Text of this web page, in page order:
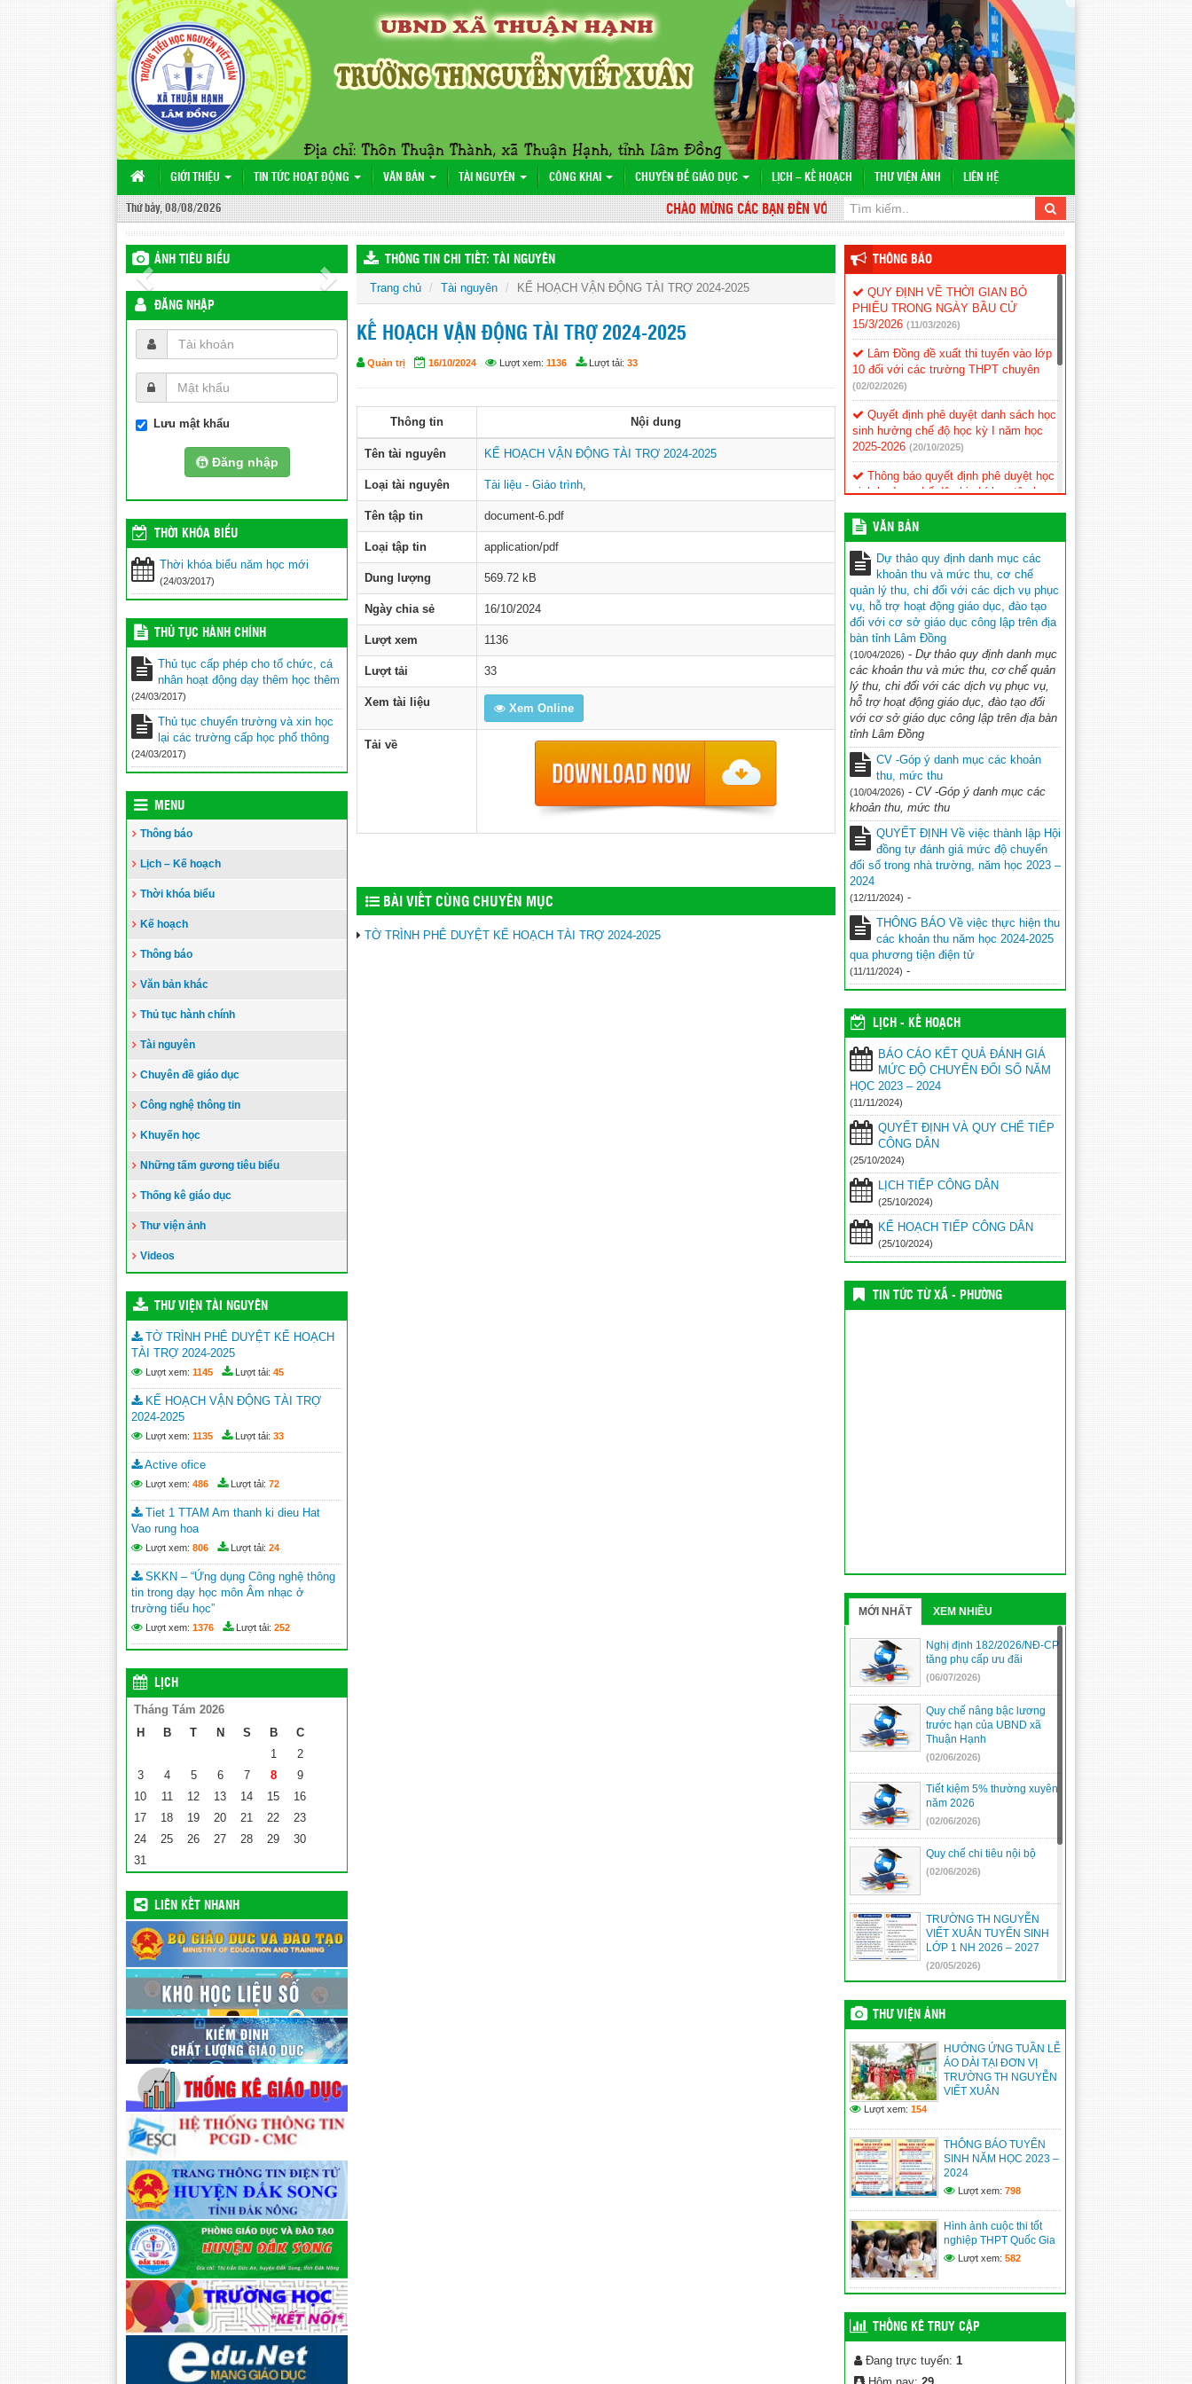
GIỚI THIỆU TIN TỨC HOẠT ĐỘNG VĂN BẢN TÀI NGUYÊN CÔNG KHAI CHUYÊN ĐỀ GIÁO DỤC LỊCH – KẾ HOẠCH THƯ VIỆN ẢNH LIÊN HỆ
Thứ bảy, 08/08/2026 CHÀO MỪNG CÁC BẠN ĐẾN VỚI WEBSITE TRƯỜNG TIỂU HỌC NGUYỄN VIẾT XUÂN
ẢNH TIÊU BIỂU
ĐĂNG NHẬP
Lưu mật khẩu
Đăng nhập
THỜI KHÓA BIỂU
Thời khóa biểu năm học mới
(24/03/2017)
THỦ TỤC HÀNH CHÍNH
Thủ tục cấp phép cho tổ chức, cá
nhân hoạt động dạy thêm học thêm
(24/03/2017)
Thủ tục chuyển trường và xin học
lại các trường cấp học phổ thông
(24/03/2017)
MENU
Thông báo
Lịch – Kế hoạch
Thời khóa biểu
Kế hoạch
Thông báo
Văn bản khác
Thủ tục hành chính
Tài nguyên
Chuyên đề giáo dục
Công nghệ thông tin
Khuyến học
Những tấm gương tiêu biểu
Thống kê giáo dục
Thư viện ảnh
Videos
THƯ VIỆN TÀI NGUYÊN
TỜ TRÌNH PHÊ DUYỆT KẾ HOẠCH
TÀI TRỢ 2024-2025
Lượt xem: 1145 Lượt tải: 45
KẾ HOẠCH VẬN ĐỘNG TÀI TRỢ
2024-2025
Lượt xem: 1135 Lượt tải: 33
Active ofice
Lượt xem: 486 Lượt tải: 72
Tiet 1 TTAM Am thanh ki dieu Hat
Vao rung hoa
Lượt xem: 806 Lượt tải: 24
SKKN – “Ứng dụng Công nghệ thông
tin trong dạy học môn Âm nhạc ở
trường tiểu học”
Lượt xem: 1376 Lượt tải: 252
LỊCH
Tháng Tám 2026
H
B T N S B
C
1
2
3
4 5 6 7 8
9
10
11 12 13 14 15
16
17
18 19 20 21 22
23
24
25 26 27 28 29
30
31
LIÊN KẾT NHANH
THÔNG TIN CHI TIẾT: TÀI NGUYÊN
Trang chủ Tài nguyên KẾ HOẠCH VẬN ĐỘNG TÀI TRỢ 2024-2025
KẾ HOẠCH VẬN ĐỘNG TÀI TRỢ 2024-2025
Quản trị 16/10/2024 Lượt xem: 1136 Lượt tải: 33
Thông tin Nội dung
Tên tài nguyên KẾ HOẠCH VẬN ĐỘNG TÀI TRỢ 2024-2025
Loại tài nguyên Tài liệu - Giáo trình,
Tên tập tin document-6.pdf
Loại tập tin application/pdf
Dung lượng 569.72 kB
Ngày chia sẻ 16/10/2024
Lượt xem 1136
Lượt tải 33
Xem tài liệu Xem Online
Tải về
BÀI VIẾT CÙNG CHUYÊN MỤC
TỜ TRÌNH PHÊ DUYỆT KẾ HOẠCH TÀI TRỢ 2024-2025
THÔNG BÁO
QUY ĐỊNH VỀ THỜI GIAN BỎ
PHIẾU TRONG NGÀY BẦU CỬ
15/3/2026 (11/03/2026)
Lâm Đồng đề xuất thi tuyển vào lớp
10 đối với các trường THPT chuyên
(02/02/2026)
Quyết định phê duyệt danh sách học
sinh hưởng chế độ học kỳ I năm học
2025-2026 (20/10/2025)
Thông báo quyết định phê duyệt học
sinh hưởng chế độ chi phí học tập học
Trường TH Nguyễn Viết Xuân vinh
dự đón đoàn lãnh đạo Hội đồng nhân
dân, Đảng ủy xã Thuận Hạnh
(19/11/2024)
KẾ HOẠCH Triển khai thực hiện ứng
dụng CNTT và chuyển đổi số
BIÊN BẢN Tự đánh giá mức độ
chuyển đổi số trong nhà trường Năm
học 2023 – 2024
(11/11/2024)
BÁO CÁO KẾT QUẢ ĐÁNH GIÁ
MỨC ĐỘ CHUYỂN ĐỔI SỐ NĂM HỌC
2023 – 2024
(11/11/2024)
VĂN BẢN
Dự thảo quy định danh mục các
khoản thu và mức thu, cơ chế
quản lý thu, chi đối với các dịch vụ phục
vụ, hỗ trợ hoạt động giáo dục, đào tạo
đối với cơ sở giáo dục công lập trên địa
bàn tỉnh Lâm Đồng
(10/04/2026) - Dự thảo quy định danh mục
các khoản thu và mức thu, cơ chế quản
lý thu, chi đối với các dịch vụ phục vụ,
hỗ trợ hoạt động giáo dục, đào tạo đối
với cơ sở giáo dục công lập trên địa bàn
tỉnh Lâm Đồng
CV -Góp ý danh mục các khoản
thu, mức thu
(10/04/2026) - CV -Góp ý danh mục các
khoản thu, mức thu
QUYẾT ĐỊNH Về việc thành lập Hội
đồng tự đánh giá mức độ chuyển
đổi số trong nhà trường, năm học 2023 –
2024
(12/11/2024) -
THÔNG BÁO Về việc thực hiện thu
các khoản thu năm học 2024-2025
qua phương tiện điện tử
(11/11/2024) -
LỊCH - KẾ HOẠCH
BÁO CÁO KẾT QUẢ ĐÁNH GIÁ
MỨC ĐỘ CHUYỂN ĐỔI SỐ NĂM
HỌC 2023 – 2024
(11/11/2024)
QUYẾT ĐỊNH VÀ QUY CHẾ TIẾP
CÔNG DÂN
(25/10/2024)
LỊCH TIẾP CÔNG DÂN
(25/10/2024)
KẾ HOẠCH TIẾP CÔNG DÂN
(25/10/2024)
TIN TỨC TỪ XÃ - PHƯỜNG
MỚI NHẤT XEM NHIỀU
Nghị định 182/2026/NĐ-CP
tăng phụ cấp ưu đãi
(06/07/2026)
Quy chế nâng bậc lương
trước hạn của UBND xã
Thuận Hạnh
(02/06/2026)
Tiết kiệm 5% thường xuyên
năm 2026
(02/06/2026)
Quy chế chi tiêu nội bộ
(02/06/2026)
TRƯỜNG TH NGUYỄN
VIẾT XUÂN TUYỂN SINH
LỚP 1 NH 2026 – 2027
(20/05/2026)
QĐ công khai dự toán chi
ngân sách quý I năm 2026
(10/04/2026)
QĐ công khai quyết toán
ngân sách năm 2025
(10/04/2026)
Quyết định phê duyệt danh
sách hưởng chế độ học kỳ
II năm học 2025-2026
(10/04/2026)
THƯ VIỆN ẢNH
HƯỞNG ỨNG TUẦN LỄ
ÁO DÀI TẠI ĐƠN VỊ
TRƯỜNG TH NGUYỄN
VIẾT XUÂN
Lượt xem: 154
THÔNG BÁO TUYỂN
SINH NĂM HỌC 2023 –
2024
Lượt xem: 798
Hình ảnh cuộc thi tốt
nghiệp THPT Quốc Gia
Lượt xem: 582
THỐNG KÊ TRUY CẬP
Đang trực tuyến: 1